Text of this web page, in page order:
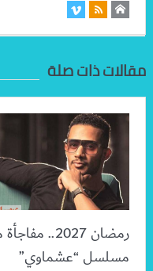
مقالات ذات صلة
رمضان
مسلسل “عشماوي”